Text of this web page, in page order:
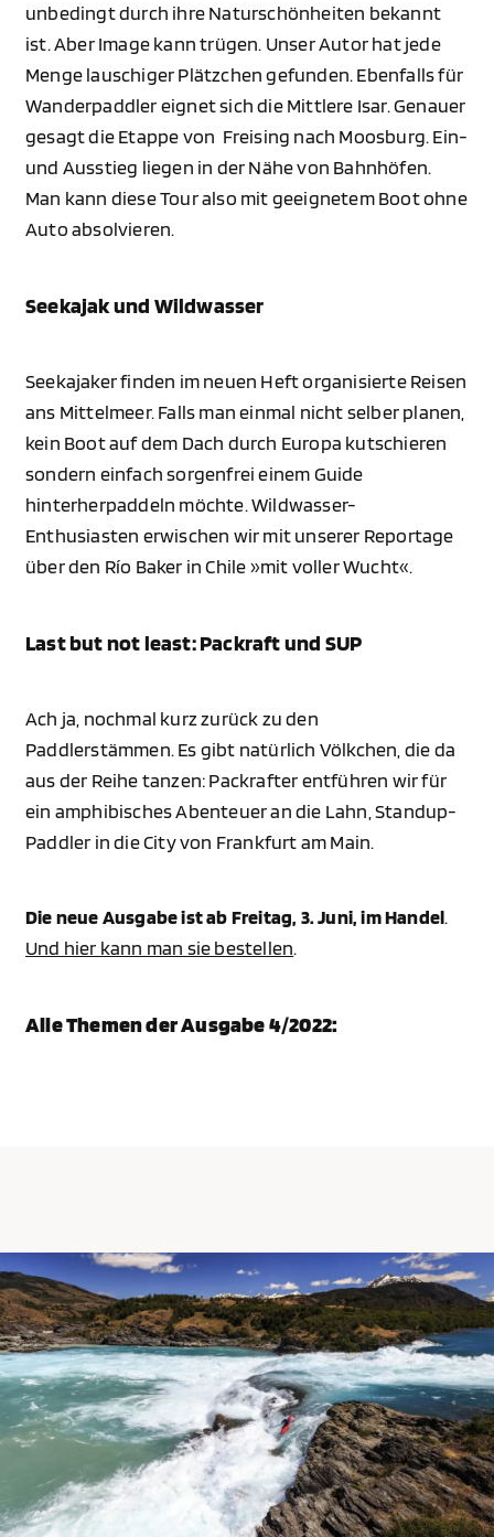
unbedingt durch ihre Naturschönheiten bekannt
ist. Aber Image kann trügen. Unser Autor hat jede
Menge lauschiger Plätzchen gefunden. Ebenfalls für
Wanderpaddler eignet sich die Mittlere Isar. Genauer
gesagt die Etappe von Freising nach Moosburg. Ein-
und Ausstieg liegen in der Nähe von Bahnhöfen.
Man kann diese Tour also mit geeignetem Boot ohne
Auto absolvieren.
Seekajak und Wildwasser
Seekajaker finden im neuen Heft organisierte Reisen
ans Mittelmeer. Falls man einmal nicht selber planen,
kein Boot auf dem Dach durch Europa kutschieren
sondern einfach sorgenfrei einem Guide
hinterherpaddeln möchte. Wildwasser-
Enthusiasten erwischen wir mit unserer Reportage
über den Río Baker in Chile »mit voller Wucht«.
Last but not least: Packraft und SUP
Ach ja, nochmal kurz zurück zu den
Paddlerstämmen. Es gibt natürlich Völkchen, die da
aus der Reihe tanzen: Packrafter entführen wir für
ein amphibisches Abenteuer an die Lahn, Standup-
Paddler in die City von Frankfurt am Main.
Die neue Ausgabe ist ab Freitag, 3. Juni, im Handel.
Und hier kann man sie bestellen.
Alle Themen der Ausgabe 4/2022: